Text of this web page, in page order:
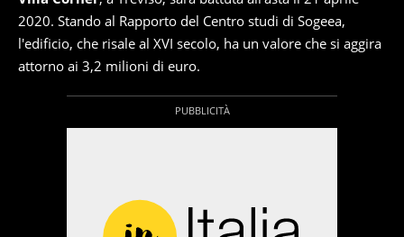
2020. Stando al Rapporto del Centro studi di Sogeea,
l'edificio, che risale al XVI secolo, ha un valore che si aggira
attorno ai 3,2 milioni di euro.